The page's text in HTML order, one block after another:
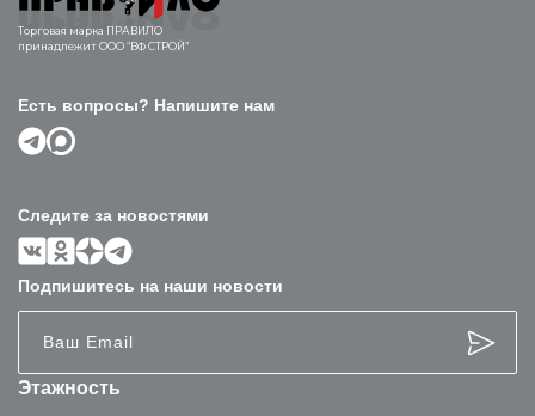
Торговая марка ПРАВИЛО
принадлежит ООО “ВФ СТРОЙ”
Есть вопросы? Напишите нам
Следите за новостями
Подпишитесь на наши новости
Этажность